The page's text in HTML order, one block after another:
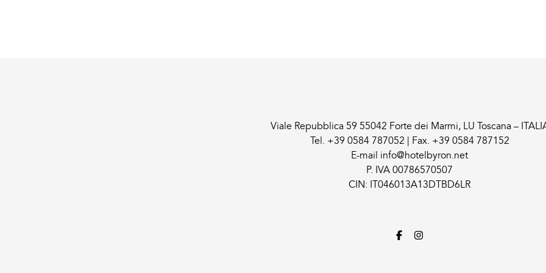
Viale Repubblica 59 55042 Forte dei Marmi, LU Toscana –
Tel. +39 0584 787052 | Fax. +39 0584 787152
E-mail info@hotelbyron.net
P. IVA 00786570507
CIN: IT046013A13DTBD6LR